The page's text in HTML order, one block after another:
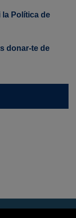
la Política de
donar-te de